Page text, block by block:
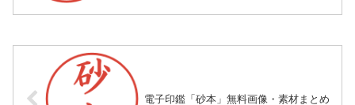
電子印鑑「砂本」無料画像・素材まとめ